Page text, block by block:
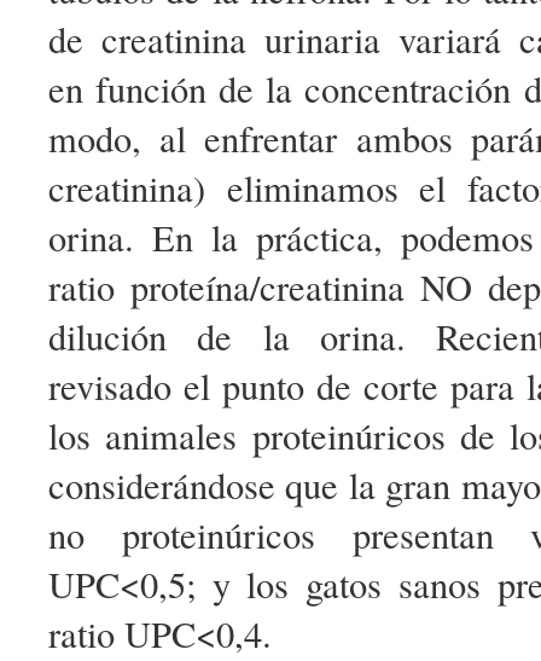
de creatinina urinaria variará
en función de la concentración
modo, al enfrentar ambos
creatinina) eliminamos el
orina. En la práctica,
ratio proteína/creatinina NO
dilución de la orina.
revisado el punto de corte para
los animales proteinúricos de
considerándose que la gran
no proteinúricos
UPC<0,5; y los gatos sanos
ratio UPC<0,4.